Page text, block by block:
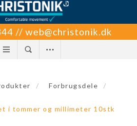
// web@christonik.dk
/ Forbrugsdele /
i tommer og millimeter 10stk